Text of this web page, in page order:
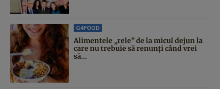
G4FOOD
Alimentele „rele” de la micul dejun la
care nu trebuie să renunți când vrei
să...